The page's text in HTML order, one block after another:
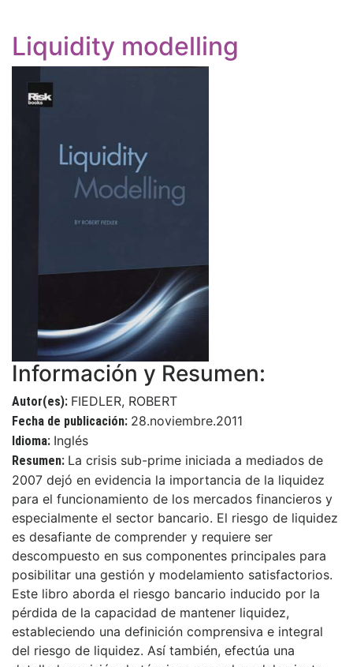
Liquidity modelling
Información y Resumen:
Autor(es): FIEDLER, ROBERT
Fecha de publicación: 28.noviembre.2011
Idioma: Inglés
Resumen: La crisis sub-prime iniciada a mediados de
2007 dejó en evidencia la importancia de la liquidez
para el funcionamiento de los mercados financieros y
especialmente el sector bancario. El riesgo de liquidez
es desafiante de comprender y requiere ser
descompuesto en sus componentes principales para
posibilitar una gestión y modelamiento satisfactorios.
Este libro aborda el riesgo bancario inducido por la
pérdida de la capacidad de mantener liquidez,
estableciendo una definición comprensiva e integral
del riesgo de liquidez. Así también, efectúa una